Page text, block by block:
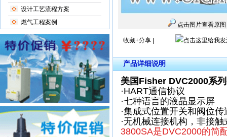
设计工艺流程方案
燃气工程案例
点击图片查看原图
收藏+分享
产品详细说明
美国Fisher DVC2000系
·HART通信协议
·七种语言的液晶显示屏
·集成式位置开关和阀位传
·无机械连接机构，非接
3800SA是DVC2000的简